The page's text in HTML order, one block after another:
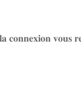
𝐥𝐚 𝐜𝐨𝐧𝐧𝐞𝐱𝐢𝐨𝐧